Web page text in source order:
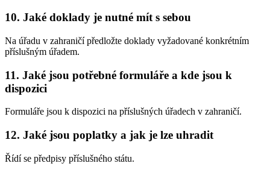
10. Jaké doklady je nutné mít s sebou
Na úřadu v zahraničí předložte doklady vyžadované konkrétním
příslušným úřadem.
11. Jaké jsou potřebné formuláře a kde jsou k
dispozici
Formuláře jsou k dispozici na příslušných úřadech v zahraničí.
12. Jaké jsou poplatky a jak je lze uhradit
Řídí se předpisy příslušného státu.